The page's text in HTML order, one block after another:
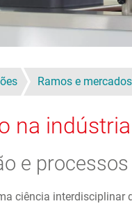
Ramos e mercados
na
e
ciência